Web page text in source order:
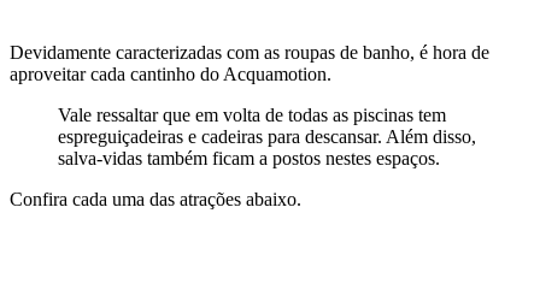
Devidamente caracterizadas com as roupas de banho, é hora de
aproveitar cada cantinho do Acquamotion.
Vale ressaltar que em volta de todas as piscinas tem
espreguiçadeiras e cadeiras para descansar. Além disso,
salva-vidas também ficam a postos nestes espaços.
Confira cada uma das atrações abaixo.